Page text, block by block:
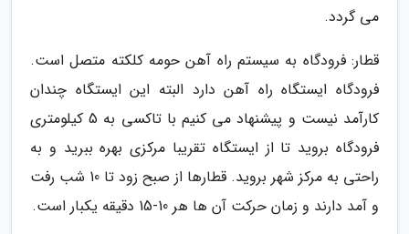
می گردد.
قطار: فرودگاه به سیستم راه آهن حومه کلکته متصل است.
فرودگاه ایستگاه راه آهن دارد البته این ایستگاه چندان
کارآمد نیست و پیشنهاد می کنیم با تاکسی به 5 کیلومتری
فرودگاه بروید تا از ایستگاه تقریبا مرکزی بهره ببرید و به
راحتی به مرکز شهر بروید. قطارها از صبح زود تا 10 شب رفت
و آمد دارند و زمان حرکت آن ها هر 10-15 دقیقه یکبار است.